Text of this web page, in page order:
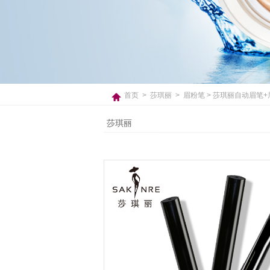
首页 > 莎琪丽 > 眉粉笔 > 莎琪丽自动眉笔
莎琪丽